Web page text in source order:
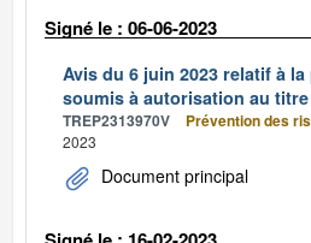
Signé le : 06-06-2023
Avis du 6 juin 2023 relatif à
soumis à autorisation au
TREP2313970V Prévention des
2023
Document principal